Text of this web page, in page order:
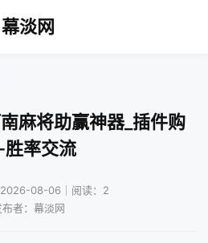
幕淡网
麻将助赢神器_插件购
胜率交流
08-06｜阅读：2
布者：幕淡网